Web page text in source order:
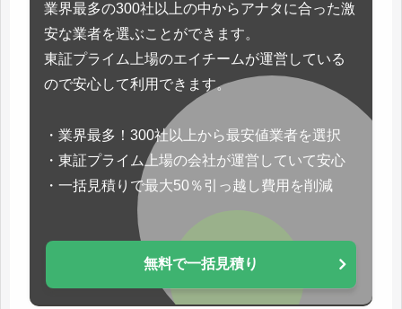
業界最多の300社以上の中からアナタに合った激
安な業者を選ぶことができます。
東証プライム上場のエイチームが運営している
ので安心して利用できます。
・業界最多！300社以上から最安値業者を選択
・東証プライム上場の会社が運営していて安心
・一括見積りで最大50％引っ越し費用を削減
無料で一括見積り